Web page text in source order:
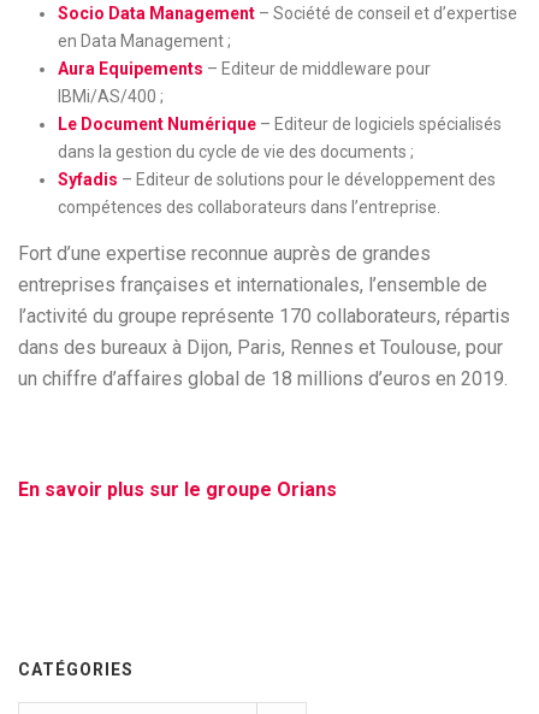
Socio Data Management– Société de conseil et d’expertise
en Data Management ;
Aura Equipements – Editeur de middleware pour
IBMi/AS/400 ;
Le Document Numérique– Editeur de logiciels spécialisés
dans la gestion du cycle de vie des documents ;
Syfadis – Editeur de solutions pour le développement des
compétences des collaborateurs dans l’entreprise.
Fort d’une expertise reconnue auprès de grandes
entreprises françaises et internationales, l’ensemble de
l’activité du groupe représente 170 collaborateurs, répartis
dans des bureaux à Dijon, Paris, Rennes et Toulouse, pour
un chiffre d’affaires global de 18 millions d’euros en 2019.
En savoir plus sur le groupe Orians
CATÉGORIES